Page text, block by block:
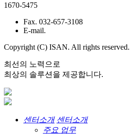
1670-5475
Fax. 032-657-3108
E-mail.
Copyright (C) ISAN. All rights reserved.
최선의 노력으로
최상의 솔루션을 제공합니다.
센터소개 센터소개
주요 업무